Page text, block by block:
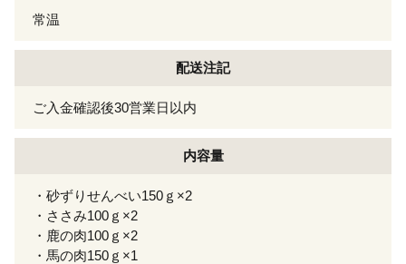
常温
配送注記
ご入金確認後30営業日以内
内容量
・砂ずりせんべい150ｇ×2
・ささみ100ｇ×2
・鹿の肉100ｇ×2
・馬の肉150ｇ×1